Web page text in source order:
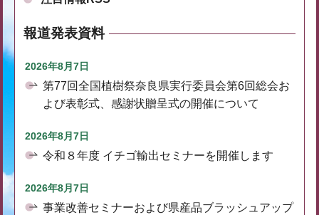
報道発表資料
2026年8月7日
第77回全国植樹祭奈良県実行委員会第6回総会お
よび表彰式、感謝状贈呈式の開催について
2026年8月7日
令和８年度 イチゴ輸出セミナーを開催します
2026年8月7日
事業改善セミナーおよび県産品ブラッシュアップ